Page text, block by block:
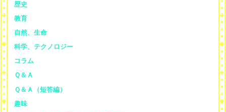
歴史
教育
自然、生命
科学、テクノロジー
コラム
Ｑ＆Ａ
Ｑ＆Ａ（短答編）
趣味